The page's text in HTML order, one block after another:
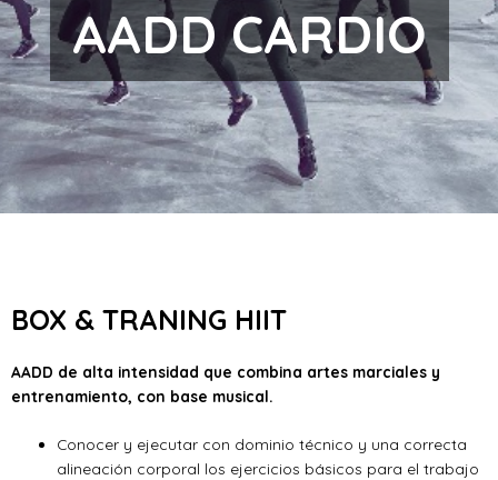
AADD CARDIO
BOX & TRANING HIIT
AADD de alta intensidad que combina artes marciales y
entrenamiento, con base musical.
Conocer y ejecutar con dominio técnico y una correcta
alineación corporal los ejercicios básicos para el trabajo